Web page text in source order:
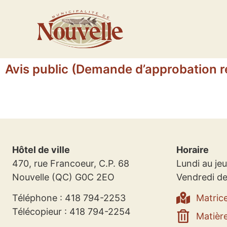
Avis public (Demande d’approbation
Hôtel de ville
470, rue Francoeur, C.P. 68
Nouvelle (QC) G0C 2EO
Téléphone : 418 794-2253
Télécopieur : 418 794-2254
Horaire
Lundi au
Vendredi